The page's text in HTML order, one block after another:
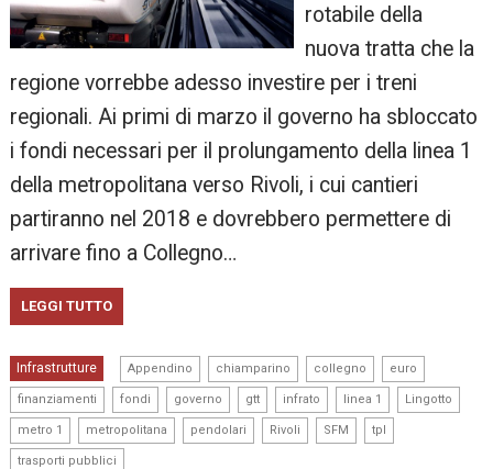
rotabile della
nuova tratta che la
regione vorrebbe adesso investire per i treni
regionali. Ai primi di marzo il governo ha sbloccato
i fondi necessari per il prolungamento della linea 1
della metropolitana verso Rivoli, i cui cantieri
partiranno nel 2018 e dovrebbero permettere di
arrivare fino a Collegno…
LEGGI TUTTO
Infrastrutture Appendino chiamparino collegno euro
finanziamenti fondi governo gtt infrato linea 1 Lingotto
metro 1 metropolitana pendolari Rivoli SFM tpl
trasporti pubblici